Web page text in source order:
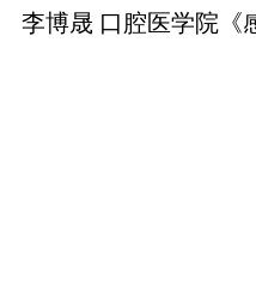
李博晟 口腔医学院《